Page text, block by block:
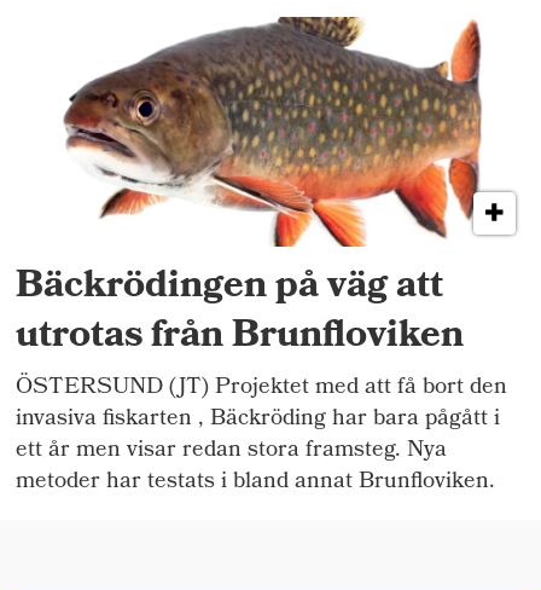
Bäckrödingen på väg att
utrotas från Brunfloviken
ÖSTERSUND (JT) Projektet med att få bort den
invasiva fiskarten , Bäckröding har bara pågått i
ett år men visar redan stora framsteg. Nya
metoder har testats i bland annat Brunfloviken.